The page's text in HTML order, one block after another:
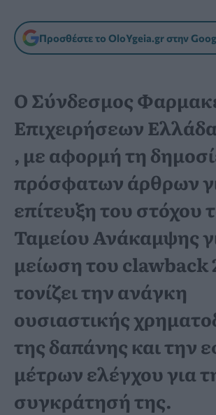
Προσθέστε το OloYgeia.gr στην
Ο Σύνδεσμος
Επιχειρήσεων
, με αφορμή τη
πρόσφατων άρθρων
επίτευξη του στόχου
Ταμείου Ανάκαμψης
μείωση του clawback
τονίζει την ανάγκη
ουσιαστικής
της δαπάνης και την
μέτρων ελέγχου για
συγκράτησή της.